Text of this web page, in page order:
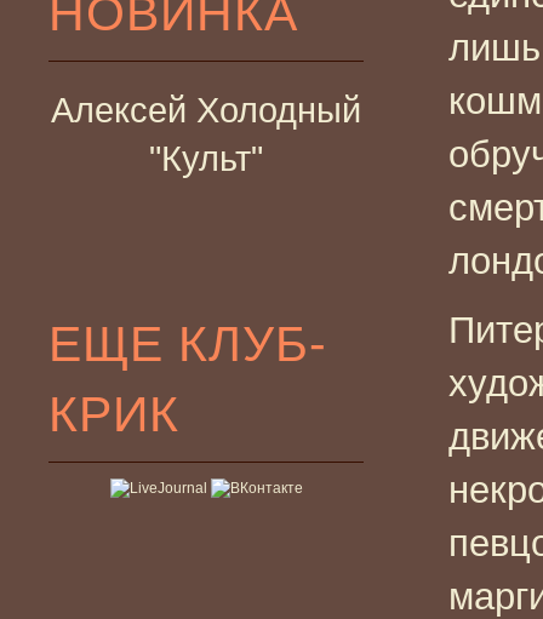
НОВИНКА
Алексей Холодный
"Культ"
ЕЩЕ КЛУБ-
КРИК
лишь